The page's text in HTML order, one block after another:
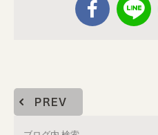
PREV